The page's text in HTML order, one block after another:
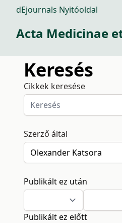
dEjournals Nyitóoldal
Acta Medicinae
Keresés
Cikkek keresése
Szerző által
Publikált ez után
Publikált ez előtt